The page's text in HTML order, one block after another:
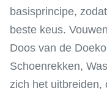
basisprincipe,
beste keus.
Doos van de
Schoenrekken,
zich het uitbreiden,